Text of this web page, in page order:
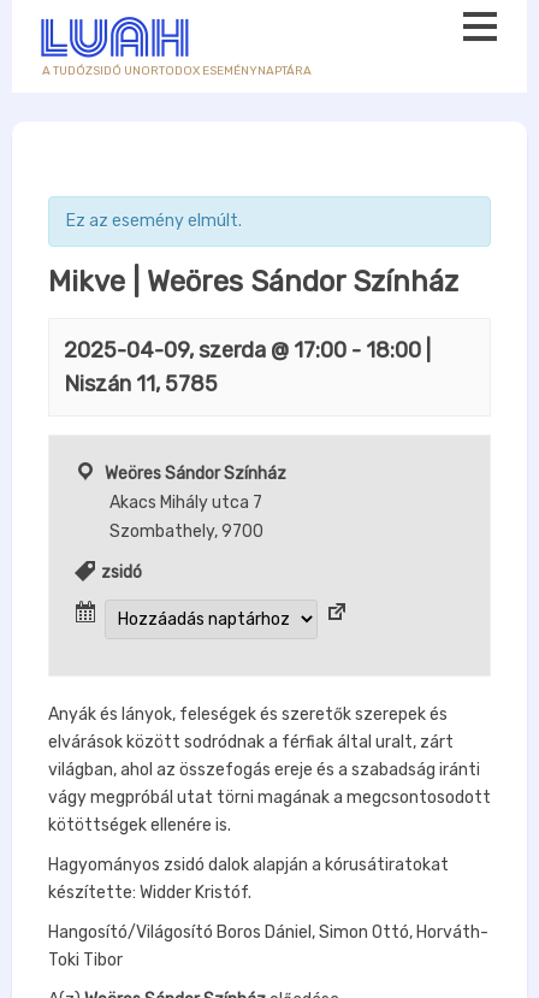
A TUDÓZSIDÓ UNORTODOX ESEMÉNYNAPTÁRA
Ez az esemény elmúlt.
Mikve | Weöres Sándor Színház
2025-04-09, szerda @ 17:00 - 18:00
Niszán 11, 5785
Weöres Sándor Színház
Akacs Mihály utca 7
Szombathely,9700
zsidó
Anyák és lányok, feleségek és szeretők szerepek és
elvárások között sodródnak a férfiak által uralt, zárt
világban, ahol az összefogás ereje és a szabadság iránti
vágy megpróbál utat törni magának a megcsontosodott
kötöttségek ellenére is.
Hagyományos zsidó dalok alapján a kórusátiratokat
készítette: Widder Kristóf.
Hangosító/Világosító Boros Dániel, Simon Ottó, Horváth-
Toki Tibor